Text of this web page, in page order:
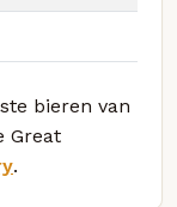
bieren van
Great
.